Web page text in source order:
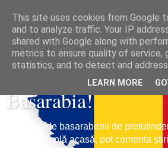
Tribuna
Basarabia!
Un loc unde basarabenii de
ce se întâmplă acasă, pot comenta
This site uses cookies from Google
and to analyze traffic. Your IP
shared with Google along with
metrics to ensure quality of service,
statistics, and to detect and address
LEARN MORE